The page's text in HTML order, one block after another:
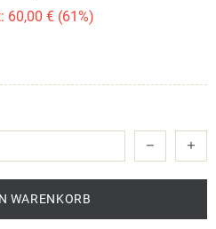
60,00 € (61%)
WARENKORB